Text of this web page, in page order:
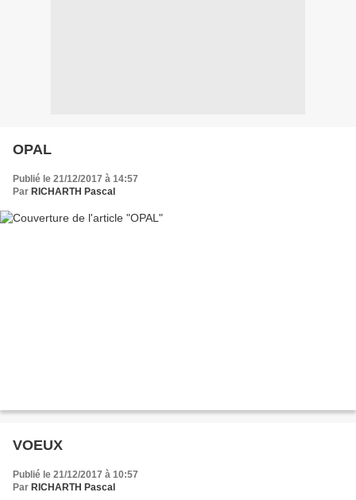
OPAL
Publié le 21/12/2017 à 14:57
Par RICHARTH Pascal
VOEUX
Publié le 21/12/2017 à 10:57
Par RICHARTH Pascal